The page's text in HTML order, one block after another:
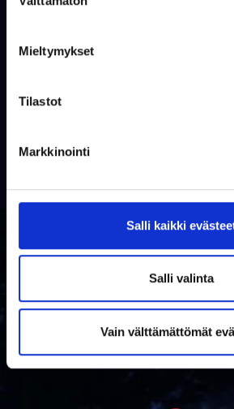
Mieltymykset
Tilastot
Markkinointi
Salli kaikki
Salli valinta
Vain välttämättömät
Miksi